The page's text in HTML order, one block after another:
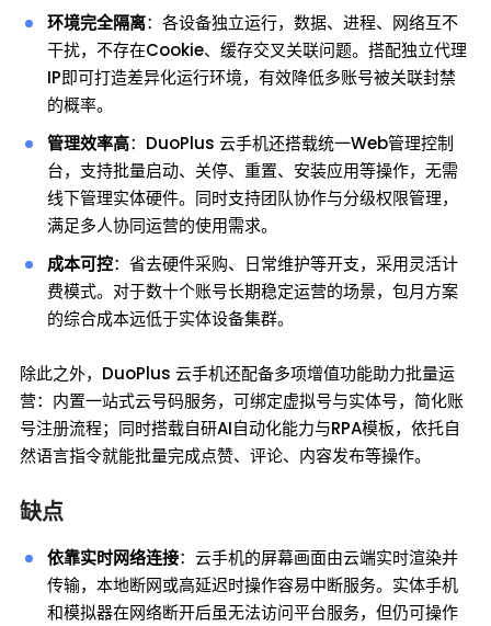
环境完全隔离：各设备独立运行，数据、进程、网络互不
干扰，不存在Cookie、缓存交叉关联问题。搭配独立代理
IP即可打造差异化运行环境，有效降低多账号被关联封禁
的概率。
管理效率高：DuoPlus 云手机还搭载统一Web管理控制
台，支持批量启动、关停、重置、安装应用等操作，无需
线下管理实体硬件。同时支持团队协作与分级权限管理，
满足多人协同运营的使用需求。
成本可控：省去硬件采购、日常维护等开支，采用灵活计
费模式。对于数十个账号长期稳定运营的场景，包月方案
的综合成本远低于实体设备集群。
除此之外，DuoPlus 云手机还配备多项增值功能助力批量运
营：内置一站式云号码服务，可绑定虚拟号与实体号，简化账
号注册流程；同时搭载自研AI自动化能力与RPA模板，依托自
然语言指令就能批量完成点赞、评论、内容发布等操作。
缺点
依靠实时网络连接：云手机的屏幕画面由云端实时渲染并
传输，本地断网或高延迟时操作容易中断服务。实体手机
和模拟器在网络断开后虽无法访问平台服务，但仍可操作